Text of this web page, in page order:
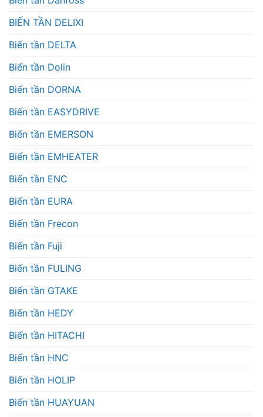
BIẾN TẦN DELIXI
Biến tần DELTA
Biến tần Dolin
Biến tần DORNA
Biến tần EASYDRIVE
Biến tần EMERSON
Biến tần EMHEATER
Biến tần ENC
Biến tần EURA
Biến tần Frecon
Biến tần Fuji
Biến tần FULING
Biến tần GTAKE
Biến tần HEDY
Biến tần HITACHI
Biến tần HNC
Biến tần HOLIP
Biến tần HUAYUAN